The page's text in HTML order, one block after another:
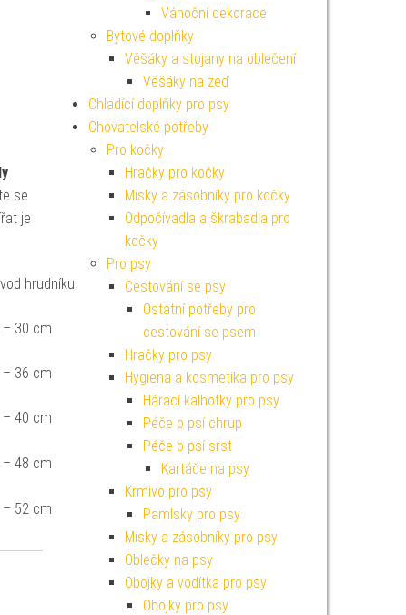
se
je
hrudníku
– 30 cm
– 36 cm
– 40 cm
– 48 cm
– 52 cm
Vánoční dekorace
Bytové doplňky
Věšáky a stojany na oblečení
Věšáky na zeď
Chladící doplňky pro psy
Chovatelské potřeby
Pro kočky
Hračky pro kočky
Misky a zásobníky pro kočky
Odpočívadla a škrabadla pro
kočky
Pro psy
Cestování se psy
Ostatní potřeby pro
cestování se psem
Hračky pro psy
Hygiena a kosmetika pro psy
Hárací kalhotky pro psy
Péče o psí chrup
Péče o psí srst
Kartáče na psy
Krmivo pro psy
Pamlsky pro psy
Misky a zásobníky pro psy
Oblečky na psy
Obojky a vodítka pro psy
Obojky pro psy